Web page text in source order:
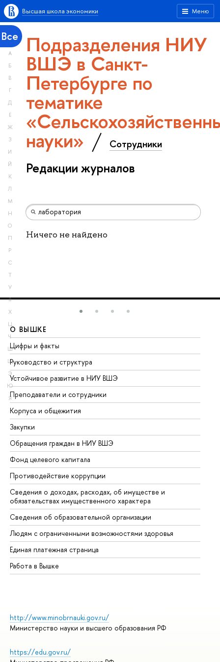
Меню
Высшая школа экономики
Все
А
Б
В
Г
Д
Е
Ж
З
И
Й
К
Л
М
Н
О
П
Р
С
Т
У
Ф
Х
Ц
Ч
Ш
Щ
Э
Ю
Я
Подразделения НИУ
ВШЭ в Санкт-
Петербурге по
тематике
науки» Сотрудники
Редакции журналов
Ничего не найдено
О ВЫШКЕ
Цифры и факты
Руководство и структура
Устойчивое развитие в НИУ ВШЭ
Преподаватели и сотрудники
Корпуса и общежития
Закупки
Обращения граждан в НИУ ВШЭ
Фонд целевого капитала
Противодействие коррупции
Сведения о доходах, расходах, об имуществе и
обязательствах имущественного характера
Сведения об образовательной организации
Людям с ограниченными возможностями здоровья
Единая платежная страница
Работа в Вышке
http://www.minobrnauki.gov.ru/
Министерство науки и высшего образования РФ
https://edu.gov.ru/